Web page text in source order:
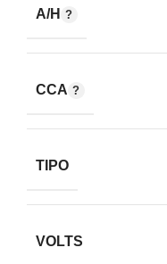
A/H
CCA
TIPO
VOLTS